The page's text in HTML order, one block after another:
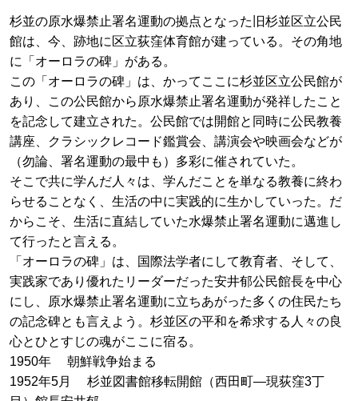
杉並の原水爆禁止署名運動の拠点となった旧杉並区立公民
館は、今、跡地に区立荻窪体育館が建っている。その角地
に「オーロラの碑」がある。
この「オーロラの碑」は、かってここに杉並区立公民館が
あり、この公民館から原水爆禁止署名運動が発祥したこと
を記念して建立された。公民館では開館と同時に公民教養
講座、クラシックレコード鑑賞会、講演会や映画会などが
（勿論、署名運動の最中も）多彩に催されていた。
そこで共に学んだ人々は、学んだことを単なる教養に終わ
らせることなく、生活の中に実践的に生かしていった。だ
からこそ、生活に直結していた水爆禁止署名運動に邁進し
て行ったと言える。
「オーロラの碑」は、国際法学者にして教育者、そして、
実践家であり優れたリーダーだった安井郁公民館長を中心
にし、原水爆禁止署名運動に立ちあがった多くの住民たち
の記念碑とも言えよう。杉並区の平和を希求する人々の良
心とひとすじの魂がここに宿る。
1950年 朝鮮戦争始まる
1952年5月 杉並図書館移転開館（西田町―現荻窪3丁